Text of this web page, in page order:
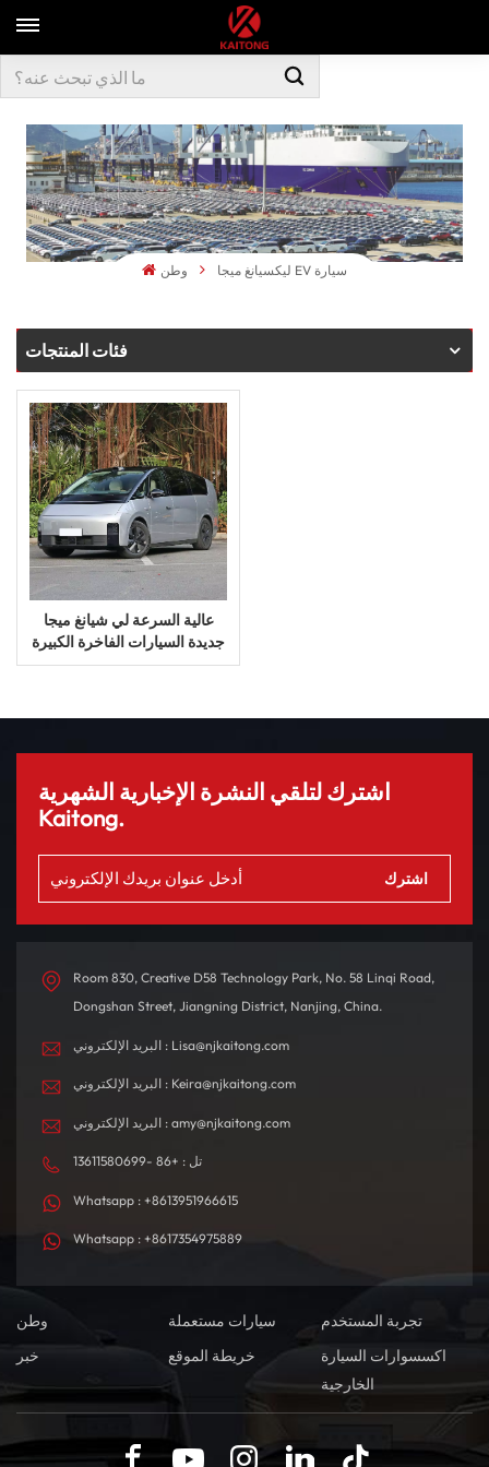
وطن ليكسيانغ ميجا EV سيارة
فئات المنتجات
عالية السرعة لي شيانغ ميجا
جديدة السيارات الفاخرة الكبيرة
الموسعة المدى الهجين السيارة
اشترك لتلقي النشرة الإخبارية الشهرية
Kaitong.
Room 830, Creative D58 Technology Park, No. 58 Linqi Road,
Dongshan Street, Jiangning District, Nanjing, China.
البريد الإلكتروني : Lisa@njkaitong.com
البريد الإلكتروني : Keira@njkaitong.com
البريد الإلكتروني : amy@njkaitong.com
تل : +86 -13611580699
Whatsapp : +8613951966615
Whatsapp : +8617354975889
وطن سيارات مستعملة
تجربة المستخدم
خبر
خريطة الموقع
اكسسوارات السيارة
الخارجية